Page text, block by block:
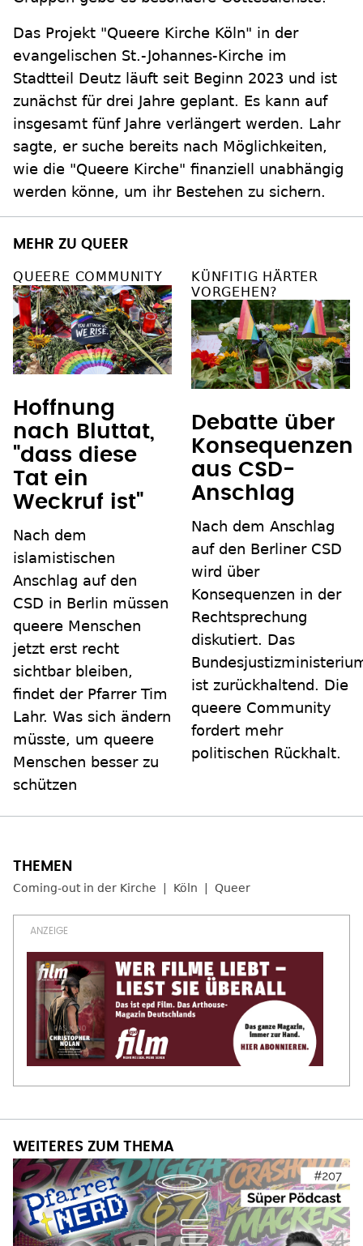
Das Projekt "Queere Kirche Köln" in der
evangelischen St.-Johannes-Kirche im
Stadtteil Deutz läuft seit Beginn 2023 und ist
zunächst für drei Jahre geplant. Es kann auf
insgesamt fünf Jahre verlängert werden. Lahr
sagte, er suche bereits nach Möglichkeiten,
wie die "Queere Kirche" finanziell unabhängig
werden könne, um ihr Bestehen zu sichern.
MEHR ZU QUEER
QUEERE COMMUNITY
Hoffnung
nach Bluttat,
"dass diese
Tat ein
Weckruf ist"
Nach dem
islamistischen
Anschlag auf den
CSD in Berlin müssen
queere Menschen
jetzt erst recht
sichtbar bleiben,
findet der Pfarrer Tim
Lahr. Was sich ändern
müsste, um queere
Menschen besser zu
schützen
KÜNFITIG HÄRTER
VORGEHEN?
Debatte über
Konsequenzen
aus CSD-
Anschlag
Nach dem Anschlag
auf den Berliner CSD
wird über
Konsequenzen in der
Rechtsprechung
diskutiert. Das
ist zurückhaltend. Die
queere Community
fordert mehr
politischen Rückhalt.
Coming-out in der Kirche Köln Queer